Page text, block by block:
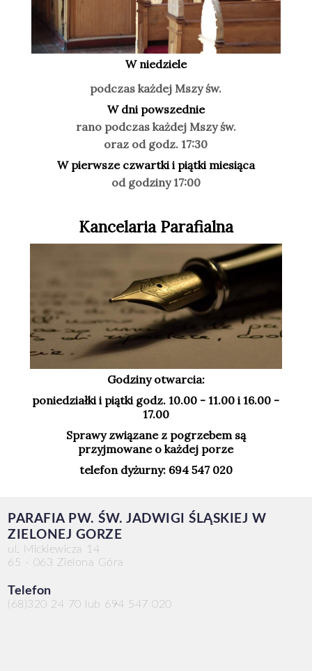
W niedziele
podczas każdej Mszy św.
W dni powszednie
rano podczas każdej Mszy św.
oraz od godz. 17:30
W pierwsze czwartki i piątki miesiąca
od godziny 17:00
Kancelaria Parafialna
Godziny otwarcia:
poniedziałki i piątki godz. 10.00 - 11.00 i 16.00 -
17.00
Sprawy związane z pogrzebem są
przyjmowane o każdej porze
telefon dyżurny: 694 547 020
PARAFIA PW. ŚW. JADWIGI ŚLĄSKIEJ W
ZIELONEJ GORZE
ul. Mickiewicza 14
65 - 063 Zielona Góra
Telefon
(68)320 24 70 lub 694 547 020